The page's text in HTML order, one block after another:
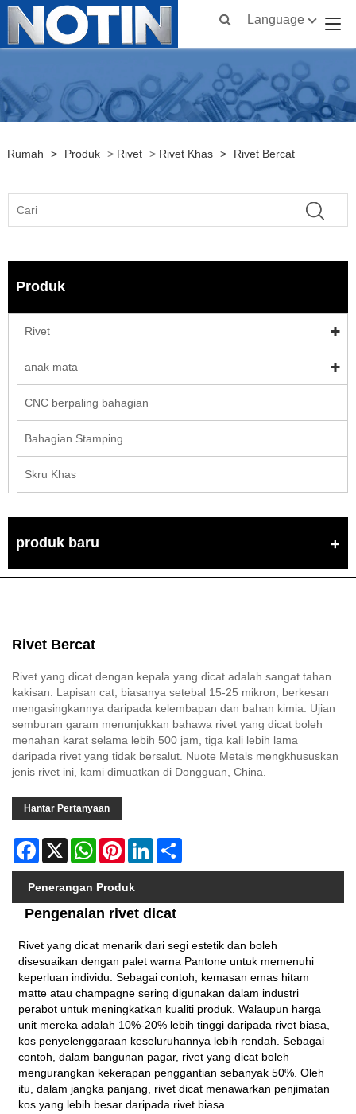
Language
Rumah > Produk > Rivet > Rivet Khas > Rivet Bercat
Produk
Rivet
anak mata
CNC berpaling bahagian
Bahagian Stamping
Skru Khas
produk baru
Rivet Bercat
Rivet yang dicat dengan kepala yang dicat adalah sangat tahan
kakisan. Lapisan cat, biasanya setebal 15-25 mikron, berkesan
mengasingkannya daripada kelembapan dan bahan kimia. Ujian
semburan garam menunjukkan bahawa rivet yang dicat boleh
menahan karat selama lebih 500 jam, tiga kali lebih lama
daripada rivet yang tidak bersalut. Nuote Metals mengkhususkan
jenis rivet ini, kami dimuatkan di Dongguan, China.
Hantar Pertanyaan
Facebook
X WhatsAppPinterestLinkedIn
Penerangan Produk
Pengenalan rivet dicat
Rivet yang dicat menarik dari segi estetik dan boleh
disesuaikan dengan palet warna Pantone untuk memenuhi
keperluan individu. Sebagai contoh, kemasan emas hitam
matte atau champagne sering digunakan dalam industri
perabot untuk meningkatkan kualiti produk. Walaupun harga
unit mereka adalah 10%-20% lebih tinggi daripada rivet biasa,
kos penyelenggaraan keseluruhannya lebih rendah. Sebagai
contoh, dalam bangunan pagar, rivet yang dicat boleh
mengurangkan kekerapan penggantian sebanyak 50%. Oleh
itu, dalam jangka panjang, rivet dicat menawarkan penjimatan
kos yang lebih besar daripada rivet biasa.